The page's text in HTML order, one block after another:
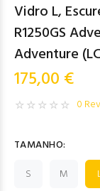
Vidro L,
R1250GS
Adventure
175,00 €
0
TAMANHO:
S
M